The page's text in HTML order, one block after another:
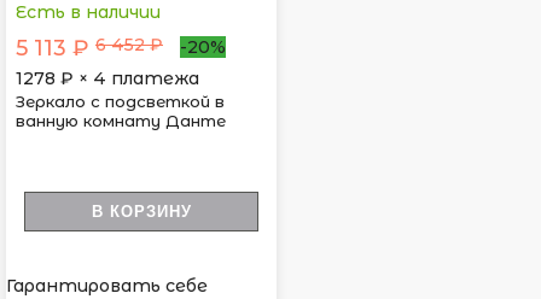
Есть в наличии
5 113 ₽ 6 452 ₽
-20%
1278 ₽ × 4 платежа
Зеркало с подсветкой в
ванную комнату Данте
В КОРЗИНУ
Гарантировать себе